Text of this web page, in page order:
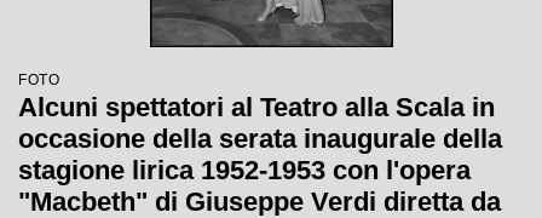
FOTO
Alcuni spettatori al Teatro alla Scala in
occasione della serata inaugurale della
stagione lirica 1952-1953 con l'opera
"Macbeth" di Giuseppe Verdi diretta da